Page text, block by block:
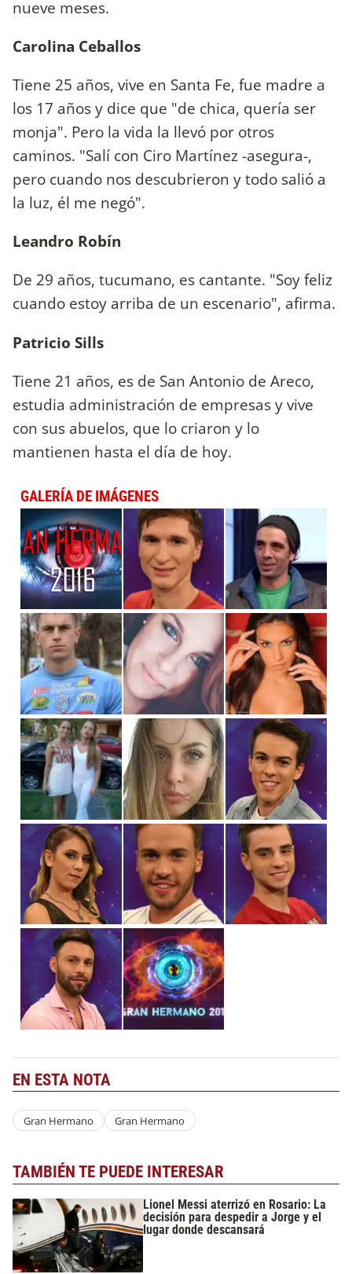
nueve meses.
Carolina Ceballos
Tiene 25 años, vive en Santa Fe, fue madre a
los 17 años y dice que "de chica, quería ser
monja". Pero la vida la llevó por otros
caminos. "Salí con Ciro Martínez -asegura-,
pero cuando nos descubrieron y todo salió a
la luz, él me negó".
Leandro Robín
De 29 años, tucumano, es cantante. "Soy feliz
cuando estoy arriba de un escenario", afirma.
Patricio Sills
Tiene 21 años, es de San Antonio de Areco,
estudia administración de empresas y vive
con sus abuelos, que lo criaron y lo
mantienen hasta el día de hoy.
GALERÍA DE IMÁGENES
EN ESTA NOTA
Gran Hermano Gran Hermano
TAMBIÉN TE PUEDE INTERESAR
Lionel Messi aterrizó en Rosario: La
decisión para despedir a Jorge y el
lugar donde descansará